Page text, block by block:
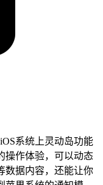
系统上灵动岛功能
操作体验，可以动态
数据内容，还能让你